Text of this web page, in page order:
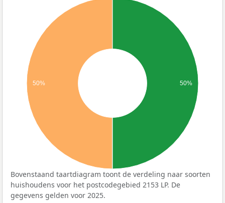
50% 50%
Bovenstaand taartdiagram toont de verdeling naar soorten
huishoudens voor het postcodegebied 2153 LP. De
gegevens gelden voor 2025.